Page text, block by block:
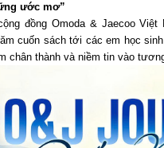
ước mơ”
đồng Omoda & Jaecoo
cuốn sách tới các em học
chân thành và niềm tin vào